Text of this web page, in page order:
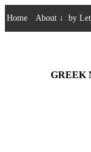
Home About ↓ by
GREEK